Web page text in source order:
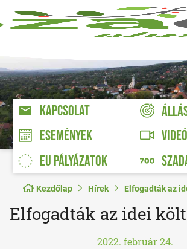
KAPCSOLAT
ESEMÉNYEK
EU PÁLYÁZATOK
Kezdőlap Hírek Elfogadták az
Elfogadták az idei
2022. február 24.